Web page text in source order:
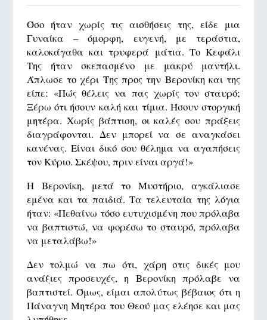
Όσο ήταν χωρίς τις αισθήσεις της, είδε μια
Γυναίκα – όμορφη, ευγενή, με τεράστια,
καλοκάγαθα και τρυφερά μάτια. Το Κεφάλι
Της ήταν σκεπασμένο με μακρύ μαντήλι.
Άπλωσε το χέρι Της προς την Βερονίκη και της
είπε: «Πώς θέλεις να πας χωρίς τον σταυρό;
Ξέρω ότι ήσουν καλή και τίμια. Ήσουν στοργική
μητέρα. Χωρίς βάπτιση, οι καλές σου πράξεις
διαγράφονται. Δεν μπορεί να σε αναγκάσει
κανένας. Είναι δικό σου θέλημα να αγαπήσεις
τον Κύριο. Σκέψου, πριν είναι αργά!»
Η Βερονίκη, μετά το Μυστήριο, αγκάλιασε
εμένα και τα παιδιά. Τα τελευταία της λόγια
ήταν: «Πεθαίνω τόσο ευτυχισμένη που πρόλαβα
να βαπτιστώ, να φορέσω το σταυρό, πρόλαβα
να μεταλάβω!»
Δεν τολμώ να πω ότι, χάρη στις δικές μου
ανάξιες προσευχές, η Βερονίκη πρόλαβε να
βαπτιστεί. Όμως, είμαι απολύτως βέβαιος ότι η
Πάναγνη Μητέρα του Θεού μας ελέησε και μας